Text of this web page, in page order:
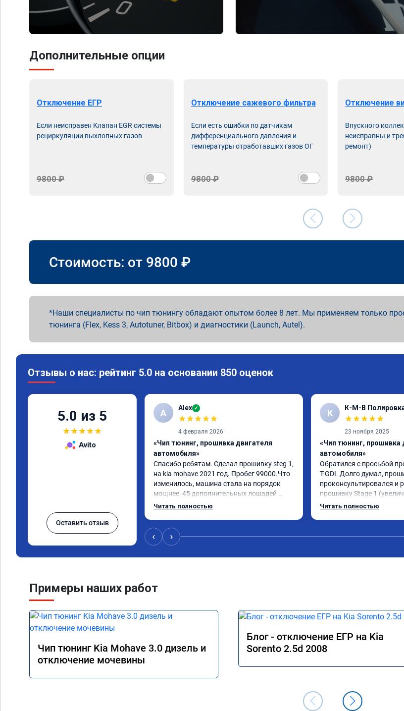
Дополнительные опции
Отключение ЕГР
Если неисправен Клапан EGR системы
рециркуляции выхлопных газов
9800 ₽
Отключение сажевого фильтра
Если есть ошибки по датчикам
дифференциального давления и
температуры отработавших газов ОГ
9800 ₽
Отключение
Впускного
неисправны и
ремонт)
9800 ₽
Стоимость: от 9800 ₽
Наши специалисты по чип тюнингу обладают опытом более 8 лет. Мы применяем только
тюнинга (Flex, Kess 3, Autotuner, Bitbox) и диагностики (Launch, Autel).
Отзывы о нас: рейтинг 5.0 на основании 850 оценок
5.0 из 5
★★★★★
Avito
Оставить отзыв
A Alex ✓
★★★★★
4 февраля 2026
«Чип тюнинг, прошивка двигателя
автомобиля»
Спасибо ребятам. Сделал прошивку steg 1,
на kia mohave 2021 год. Пробег 99000.Что
изменилось, машина стала на порядок
мощнее, 45 дополнительных лошадей
существенно чувствуется и
15 город, уже три дня катаюсь, держит 12-
12.5. Коробка перестала подпинывать при
Читать полностью
К К-М-В
★★★★★
23 ноября 2025
«Чип тюнинг, прошивка
автомобиля»
Обратился с просьбой
T-GDI. Долго думал,
проконсультировался и
прошивку Stage 1
отзывчивости с
в данном режиме -
необходимости давать
общем и целом
отличный результат.
Читать полностью
‹ ›
Примеры наших работ
Чип тюнинг Kia Mohave 3.0 дизель и
отключение мочевины
Блог - отключение ЕГР на Kia
Sorento 2.5d 2008